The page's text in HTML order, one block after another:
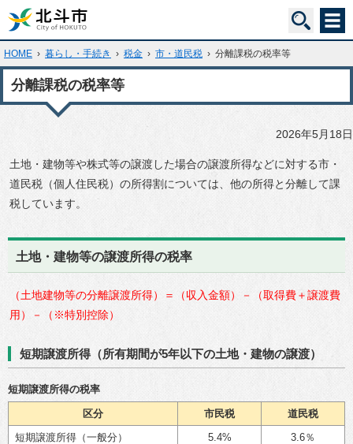
HOME › 暮らし・手続き › 税金 › 市・道民税 › 分離課税の税率等
分離課税の税率等
2026年5月18日
土地・建物等や株式等の譲渡した場合の譲渡所得などに対する市・
道民税（個人住民税）の所得割については、他の所得と分離して課
税しています。
土地・建物等の譲渡所得の税率
（土地建物等の分離譲渡所得）＝（収入金額）－（取得費＋譲渡費
用）－（※特別控除）
短期譲渡所得（所有期間が5年以下の土地・建物の譲渡）
短期譲渡所得の税率
区分 市民税
道民税
短期譲渡所得（一般分）
5.4%
3.6％